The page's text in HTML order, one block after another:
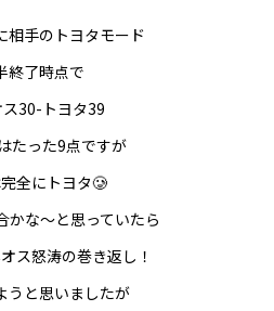
相手のトヨタモード
終了時点で
30-トヨタ39
たった9点ですが
全にトヨタ🥲
かな〜と思っていたら
ス怒涛の巻き返し！
うと思いましたが